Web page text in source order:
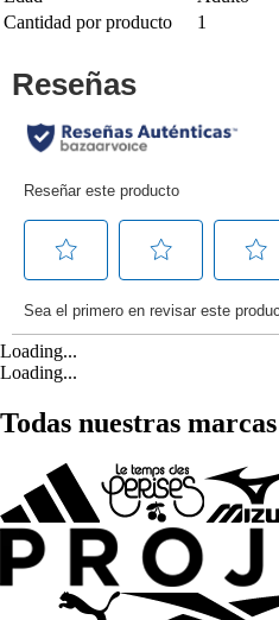
Cantidad por producto
1
Loading...
Loading...
Todas nuestras marcas